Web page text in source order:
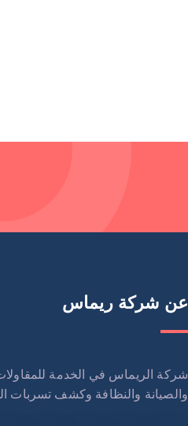
عن شركة ريماس
شركة الريماس في الخدمة
والصيانة والنظافة وكشف تسربات